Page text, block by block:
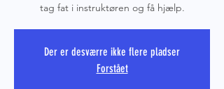
PRS
tag fat i instruktøren og få hjælp.
Der er desværre ikke flere pladser
Forstået